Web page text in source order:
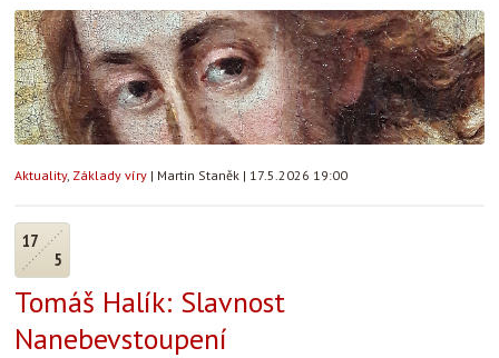
Aktuality, Základy víry | Martin Staněk | 17.5.2026 19:00
17
5
Tomáš Halík: Slavnost
Nanebevstoupení